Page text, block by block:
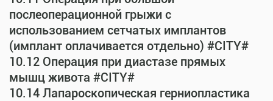
послеоперационной грыжи с
использованием сетчатых имплантов
(имплант оплачивается отдельно) #CITY#
10.12 Операция при диастазе прямых
мышц живота #CITY#
10.14 Лапароскопическая герниопластика